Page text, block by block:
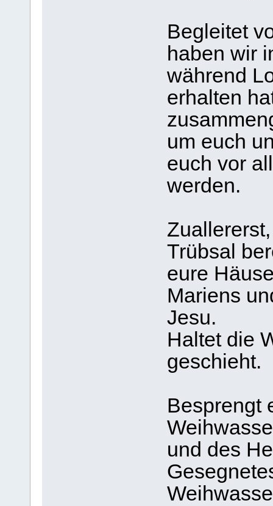
Begleitet
haben wir
während
erhalten
um euch
euch vor
werden.
Trübsal
eure
Mariens
Jesu.
Haltet die
geschieht.
Besprengt
und des